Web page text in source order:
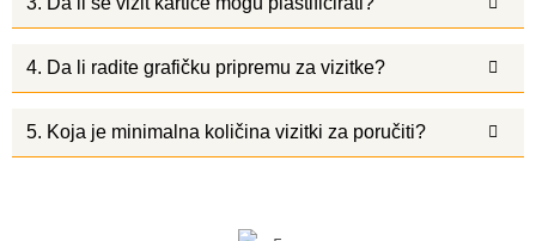
4. Da li radite grafičku pripremu za vizitke?
5. Koja je minimalna količina vizitki za poručiti?